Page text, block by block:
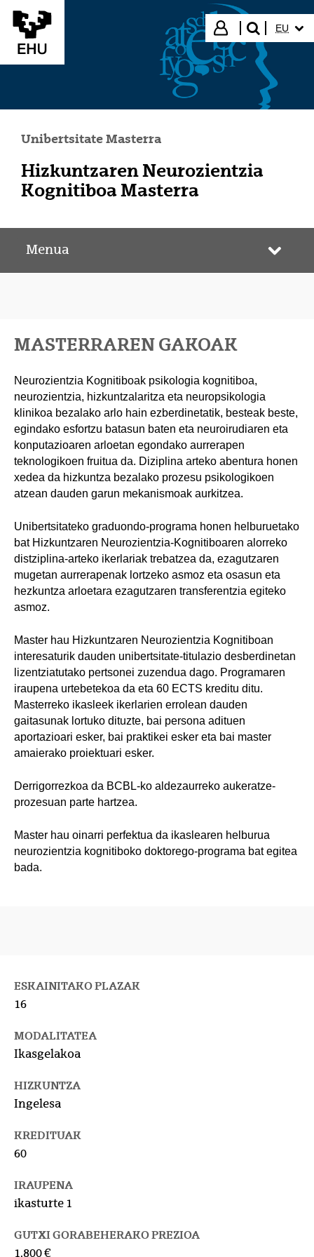
Eduki nagusira joan
Hasi saioa
bilatu"
EU
Unibertsitate Masterra
Hizkuntzaren Neurozientzia
Kognitiboa Masterra
Menua
MASTERRAREN GAKOAK
Neurozientzia Kognitiboak psikologia kognitiboa,
neurozientzia, hizkuntzalaritza eta neuropsikologia
klinikoa bezalako arlo hain ezberdinetatik, besteak beste,
egindako esfortzu batasun baten eta neuroirudiaren eta
konputazioaren arloetan egondako aurrerapen
teknologikoen fruitua da. Diziplina arteko abentura honen
xedea da hizkuntza bezalako prozesu psikologikoen
atzean dauden garun mekanismoak aurkitzea.
Unibertsitateko graduondo-programa honen helburuetako
bat Hizkuntzaren Neurozientzia-Kognitiboaren alorreko
distziplina-arteko ikerlariak trebatzea da, ezagutzaren
mugetan aurrerapenak lortzeko asmoz eta osasun eta
hezkuntza arloetara ezagutzaren transferentzia egiteko
asmoz.
Master hau Hizkuntzaren Neurozientzia Kognitiboan
interesaturik dauden unibertsitate-titulazio desberdinetan
lizentziatutako pertsonei zuzendua dago. Programaren
iraupena urtebetekoa da eta 60 ECTS kreditu ditu.
Masterreko ikasleek ikerlarien errolean dauden
gaitasunak lortuko dituzte, bai persona adituen
aportazioari esker, bai praktikei esker eta bai master
amaierako proiektuari esker.
Derrigorrezkoa da BCBL-ko aldezaurreko aukeratze-
prozesuan parte hartzea.
Master hau oinarri perfektua da ikaslearen helburua
neurozientzia kognitiboko doktorego-programa bat egitea
bada.
ESKAINITAKO PLAZAK
16
MODALITATEA
Ikasgelakoa
HIZKUNTZA
Ingelesa
KREDITUAK
60
IRAUPENA
ikasturte 1
GUTXI GORABEHERAKO PREZIOA
1.800 €